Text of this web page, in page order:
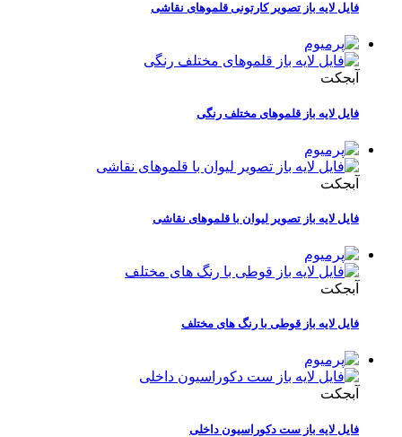
فایل لایه باز تصویر کارتونی قلموهای نقاشی
آبجکت
فایل لایه باز قلموهای مختلف رنگی
آبجکت
فایل لایه باز تصویر لیوان با قلموهای نقاشی
آبجکت
فایل لایه باز قوطی با رنگ های مختلف
آبجکت
فایل لایه باز ست دکوراسیون داخلی